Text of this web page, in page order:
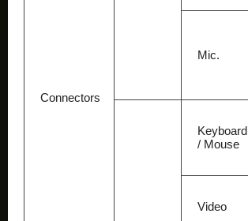
Connectors
Mic.
Keyboard
/ Mouse
Video